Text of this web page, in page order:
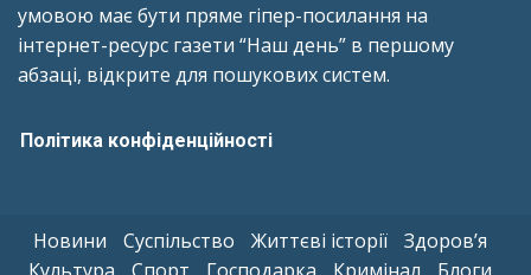
умовою має бути пряме гіпер-посилання на
інтернет-ресурс газети “Наш день” в першому
абзаці, відкрите для пошукових систем.
Політика конфіденційності
Новини Суспільство Життєві історії
Здоров’я